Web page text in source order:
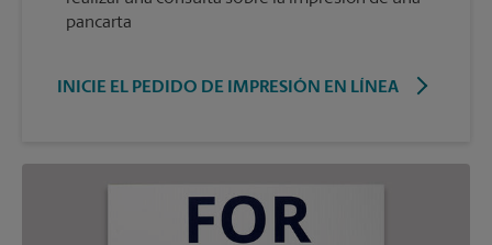
pancarta
INICIE EL PEDIDO DE IMPRESIÓN EN LÍNEA